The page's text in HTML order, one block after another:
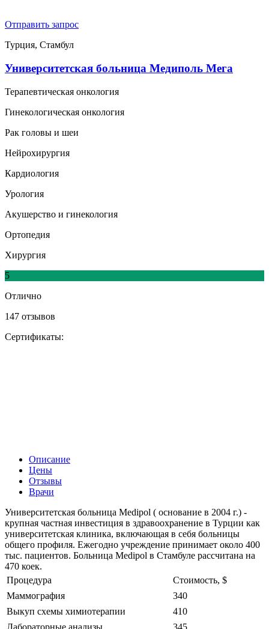
Отправить запрос
Турция, Стамбул
Университетская больница Медиполь Мега
Терапевтическая онкология
Гинекологическая онкология
Рак головы и шеи
Нейрохирургия
Кардиология
Урология
Акушерство и гинекология
Ортопедия
Хирургия
5
Отлично
147 отзывов
Сертификаты:
Описание
Цены
Отзывы
Врачи
Университетская больница Medipol ( основание в 2004 г.) -
крупная частная инвестиция в здравоохранение в Турции как
университетская клиника, включающая в себя больницы
общего профиля. Ежегодно учреждение принимает около 400
тыс. пациентов. Больница Medipol в Стамбуле рассчитана на
470 коек.
Процедура
Стоимость, $
Маммография
340
Выкуп схемы химиотерапии
410
Лабораторные анализы
345